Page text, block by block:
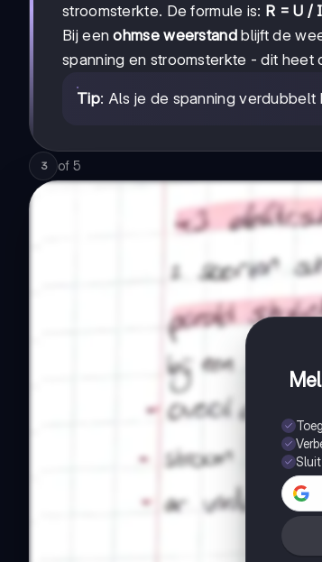
stroomsterkte. De formule is: R = U / I
Bij eenohmse weerstandblijft de
spanning en stroomsterkte - dit heet
Tip: Als je de spanning
3 of 5